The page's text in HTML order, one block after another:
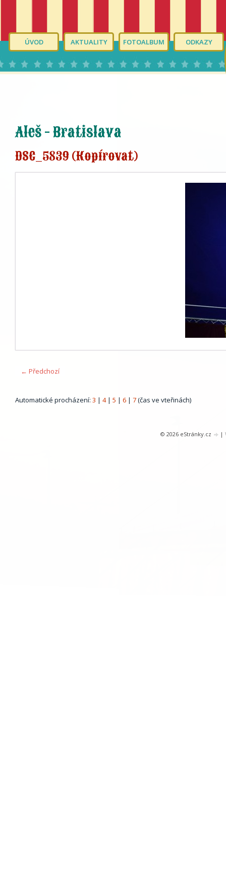
ÚVOD AKTUALITY FOTOALBUM ODKAZY
Aleš - Bratislava
DSC_5839 (Kopírovat)
← Předchozí
Automatické procházení: 3 | 4| 5 | 6 | 7(čas ve vteřinách)
© 2026 eStránky.cz |